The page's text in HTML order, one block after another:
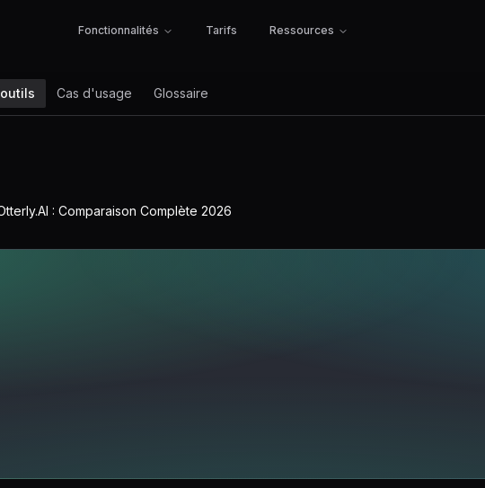
Fonctionnalités Tarifs Ressources
Cas d'usage Glossaire
: Comparaison Complète 2026